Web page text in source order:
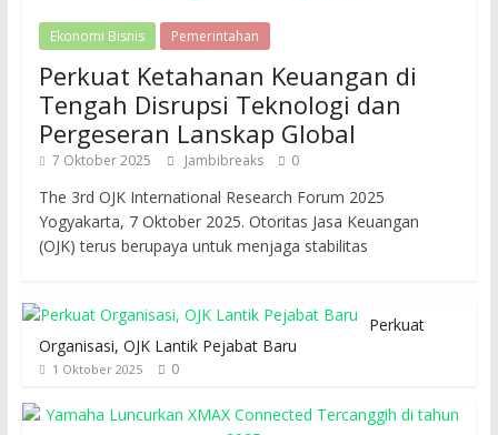
Ekonomi Bisnis Pemerintahan
Perkuat Ketahanan Keuangan di
Tengah Disrupsi Teknologi dan
Pergeseran Lanskap Global
7 Oktober 2025 Jambibreaks 0
The 3rd OJK International Research Forum 2025
Yogyakarta, 7 Oktober 2025. Otoritas Jasa Keuangan
(OJK) terus berupaya untuk menjaga stabilitas
Perkuat
Organisasi, OJK Lantik Pejabat Baru
1 Oktober 2025 0